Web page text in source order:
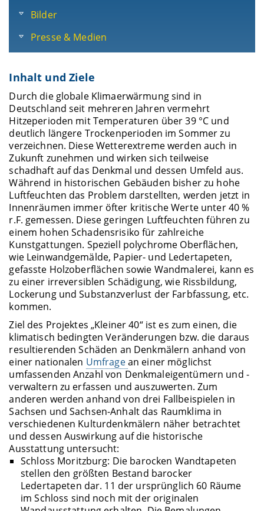
Bilder
Presse & Medien
Inhalt und Ziele
Durch die globale Klimaerwärmung sind in
Deutschland seit mehreren Jahren vermehrt
Hitzeperioden mit Temperaturen über 39 °C und
deutlich längere Trockenperioden im Sommer zu
verzeichnen. Diese Wetterextreme werden auch in
Zukunft zunehmen und wirken sich teilweise
schadhaft auf das Denkmal und dessen Umfeld aus.
Während in historischen Gebäuden bisher zu hohe
Luftfeuchten das Problem darstellten, werden jetzt in
Innenräumen immer öfter kritische Werte unter 40 %
r.F. gemessen. Diese geringen Luftfeuchten führen zu
einem hohen Schadensrisiko für zahlreiche
Kunstgattungen. Speziell polychrome Oberflächen,
wie Leinwandgemälde, Papier- und Ledertapeten,
gefasste Holzoberflächen sowie Wandmalerei, kann es
zu einer irreversiblen Schädigung, wie Rissbildung,
Lockerung und Substanzverlust der Farbfassung, etc.
kommen.
Ziel des Projektes „Kleiner 40“ ist es zum einen, die
klimatisch bedingten Veränderungen bzw. die daraus
resultierenden Schäden an Denkmälern anhand von
einer nationalen Umfragean einer möglichst
umfassenden Anzahl von Denkmaleigentümern und -
verwaltern zu erfassen und auszuwerten. Zum
anderen werden anhand von drei Fallbeispielen in
Sachsen und Sachsen-Anhalt das Raumklima in
verschiedenen Kulturdenkmälern näher betrachtet
und dessen Auswirkung auf die historische
Ausstattung untersucht:
Schloss Moritzburg: Die barocken Wandtapeten
stellen den größten Bestand barocker
Ledertapeten dar. 11 der ursprünglich 60 Räume
im Schloss sind noch mit der originalen